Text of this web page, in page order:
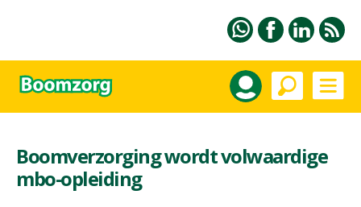
Boomverzorging wordt volwaardige
mbo-opleiding